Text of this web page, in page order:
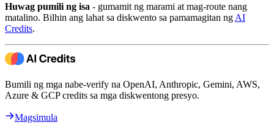
Huwag pumili ng isa - gumamit ng marami at mag-route nang
matalino. Bilhin ang lahat sa diskwento sa pamamagitan ng AI
Credits.
Bumili ng mga nabe-verify na OpenAI, Anthropic, Gemini, AWS,
Azure & GCP credits sa mga diskwentong presyo.
Magsimula